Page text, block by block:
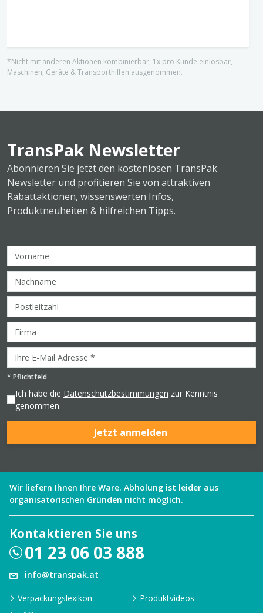
*Nicht mit anderen Aktionen kombinierbar, 1x pro Kunde einlösbar,
Maschinen, Geräte & Transporthilfen ausgenommen.
TransPak Newsletter
Abonnieren Sie jetzt den kostenlosen TransPak
Newsletter und profitieren Sie von attraktiven
Rabattaktionen, wissenswerten Infos,
Produktneuheiten & hilfreichen Tipps.
* Pflichtfeld
Ich habe die Datenschutzbestimmungen zur Kenntnis
genommen.
Jetzt anmelden
Wir liefern Ihnen Ihre Ware. Abholung ist leider aus
organisatorischen Gründen nicht möglich.
Kontaktieren Sie uns
01 23 06 03 888
info@transpak.at
Verpackungslexikon
Produktvideos